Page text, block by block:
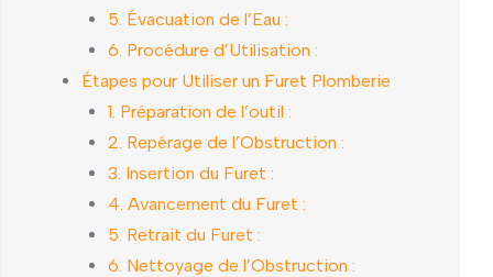
5. Évacuation de l’Eau :
6. Procédure d’Utilisation :
Étapes pour Utiliser un Furet Plomberie
1. Préparation de l’outil :
2. Repérage de l’Obstruction :
3. Insertion du Furet :
4. Avancement du Furet :
5. Retrait du Furet :
6. Nettoyage de l’Obstruction :